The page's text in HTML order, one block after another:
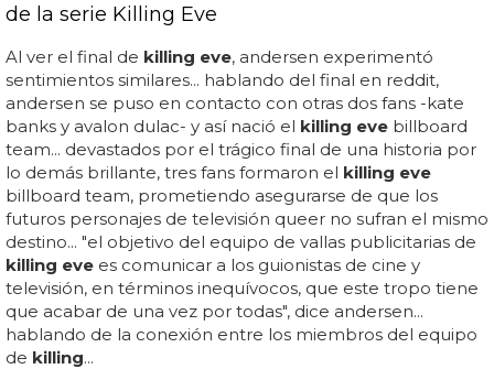
de la serie Killing Eve
Al ver el final de killing eve, andersen experimentó
sentimientos similares... hablando del final en reddit,
andersen se puso en contacto con otras dos fans -kate
banks y avalon dulac- y así nació el killing eve billboard
team... devastados por el trágico final de una historia por
lo demás brillante, tres fans formaron el killing eve
billboard team, prometiendo asegurarse de que los
futuros personajes de televisión queer no sufran el mismo
destino... "el objetivo del equipo de vallas publicitarias de
killing eve es comunicar a los guionistas de cine y
televisión, en términos inequívocos, que este tropo tiene
que acabar de una vez por todas", dice andersen...
hablando de la conexión entre los miembros del equipo
de killing...